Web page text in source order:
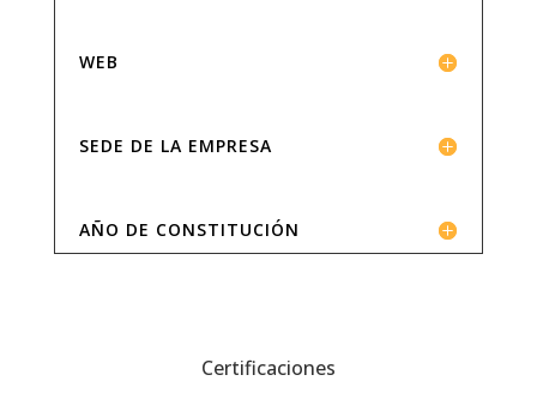
WEB
SEDE DE LA EMPRESA
AÑO DE CONSTITUCIÓN
Certificaciones